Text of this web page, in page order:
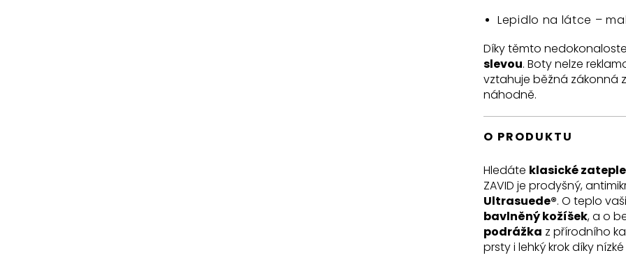
Lepidlo na látce –
Díky těmto
slevou. Boty nelze
vztahuje běžná zákonná
náhodně.
O PRODUKTU
Hledáte klasické
ZAVID je prodyšný,
Ultrasuede®. O teplo
bavlněný kožíšek, a o
podrážka z přírodního
prsty i lehký krok díky